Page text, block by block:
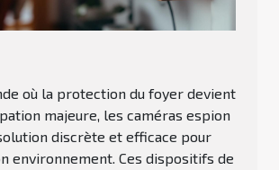
où la protection du foyer devient
majeure, les caméras espion
discrète et efficace pour
environnement. Ces dispositifs de